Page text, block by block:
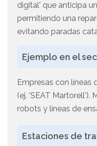
digital' que anticipa
permitiendo una
evitando paradas
Ejemplo en el
Empresas con
(ej. 'SEAT Martorell').
robots y líneas de
Estaciones de